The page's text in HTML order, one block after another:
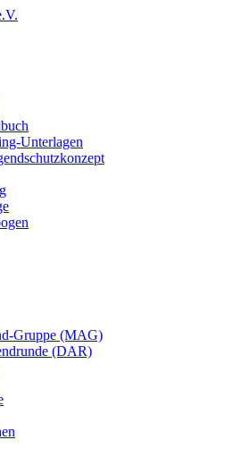
Unterlagen
Gruppe (MAG)
(DAR)